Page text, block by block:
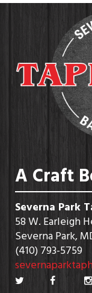
A Craft
Severna Park
58 W. Earleigh
Severna Park,
(410) 793-5759